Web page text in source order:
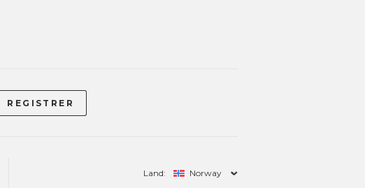
Land: Norway